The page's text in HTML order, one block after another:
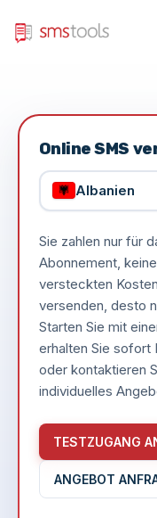
Online SMS
Albanien
Sie zahlen nur für
Abonnement,
versteckten
versenden, desto
Starten Sie mit
erhalten Sie sofort
oder kontaktieren
individuelles
TESTZUGANG
ANGEBOT